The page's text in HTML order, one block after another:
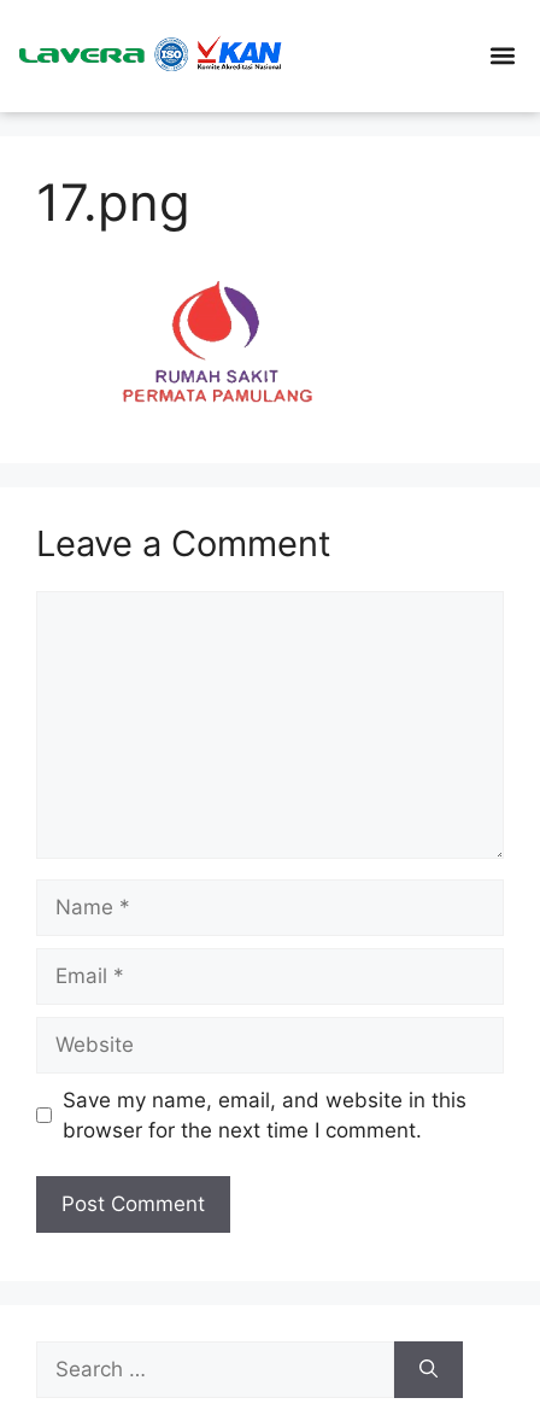
17.png
Leave a Comment
Save my name, email, and website in this
browser for the next time I comment.